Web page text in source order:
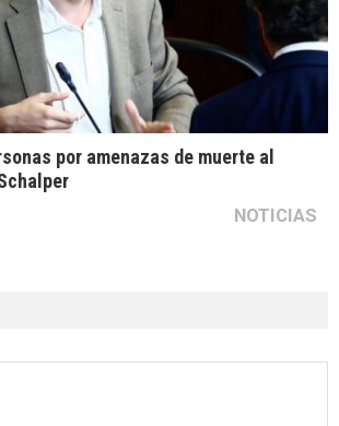
por amenazas de muerte al
NOTICIAS